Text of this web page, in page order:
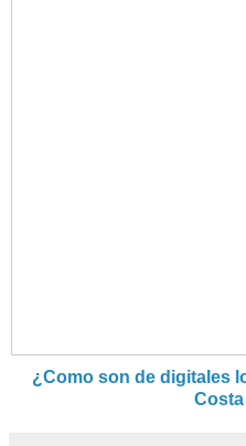
¿Como son de digitales
Costa